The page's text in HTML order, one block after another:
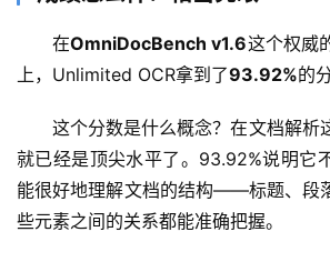
报
项
目
在OmniDocBench v1.6这个权威
上，Unlimited OCR拿到了93.92%的
这个分数是什么概念？在文档解析
就已经是顶尖水平了。93.92%说明它
能很好地理解文档的结构——标题、段
些元素之间的关系都能准确把握。